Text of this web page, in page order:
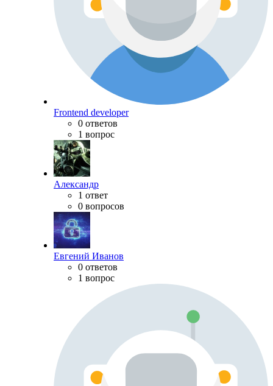
Frontend developer
0 ответов
1 вопрос
Александр
1 ответ
0 вопросов
Евгений Иванов
0 ответов
1 вопрос